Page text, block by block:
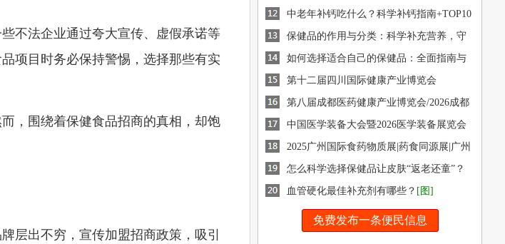
不法企业通过夸大宣传、虚假承诺等
项目时务必保持警惕，选择那些有实
，围绕着保健食品招商的真相，却饱
层出不穷，宣传加盟招商政策，吸引
破壁灵芝孢子粉火爆招商中[图]
中老年补钙吃什么？科学补钙指南+TOP10
钙源推荐[图]
保健品的作用与分类：科学补充营养，守
护健康[图]
如何选择适合自己的保健品：全面指南与
建议 [图]
第十二届四川国际健康产业博览会
第八届成都医药健康产业博览会/2026成都
药交会中国医学装备大会暨2026医学装备展览会
2025广州国际食药物质展|药食同源展|广州
健康展|12月盛
怎么科学选择保健品让皮肤“返老还童”？
[图] 血管硬化最佳补充剂有哪些？ [图]
免费发布一条便民信息